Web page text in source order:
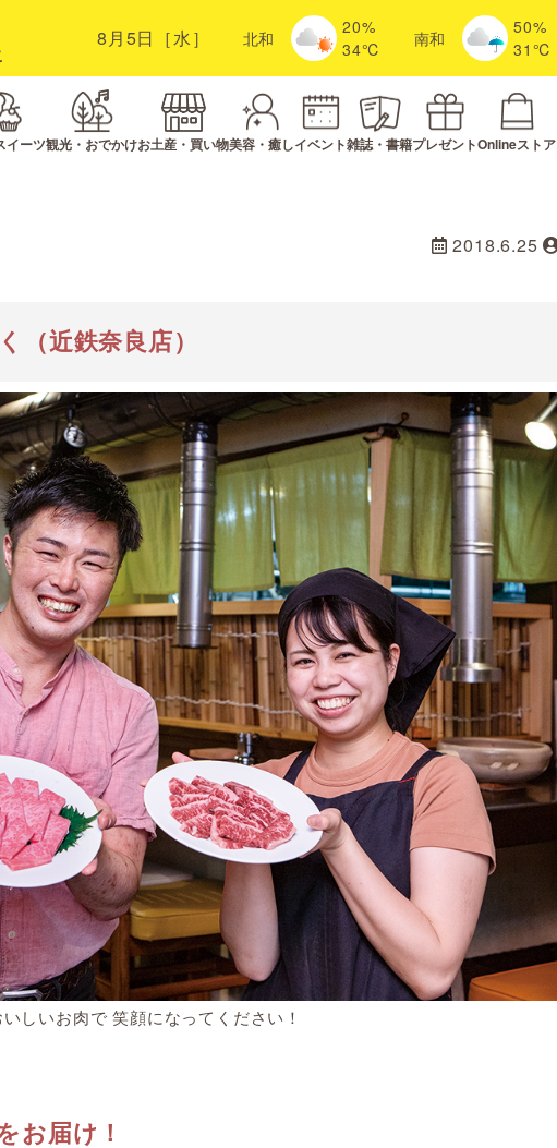
8月5日［水］ 北和
20%
34℃
南和
50%
31℃
イーツ観光・おでかけお土産・買い物美容・癒しイベント雑誌・書籍プレゼントOnlineストア
2018.6.25
（近鉄奈良店）
いしいお肉で 笑顔になってください！
お届け！